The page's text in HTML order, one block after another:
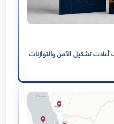
تشكيل الأمن والتوازنات